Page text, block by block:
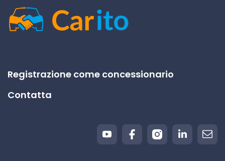
Registrazione come concessionario
Contatta